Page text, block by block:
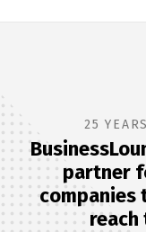
25
partner
companies